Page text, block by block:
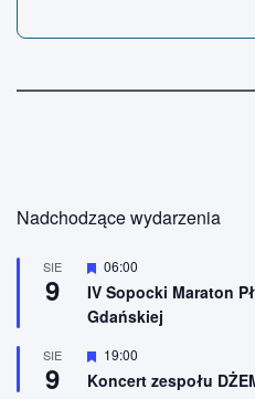
Nadchodzące wydarzenia
SIE
9
W
y
r
ó
n
o
06:00
IV Sopocki Maraton
Gdańskiej
SIE
9
W
r
19:00
Koncert zespołu